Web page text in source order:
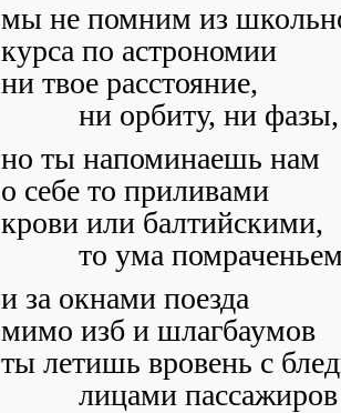
мы не помним из
курса по астрономии
ни твое расстояние,
ни орбиту, ни фазы,
но ты напоминаешь нам
о себе то приливами
крови или балтийскими,
то ума
и за окнами поезда
мимо изб и шлагбаумов
ты летишь вровень с
лицами